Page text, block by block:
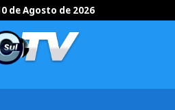
de Agosto de 2026